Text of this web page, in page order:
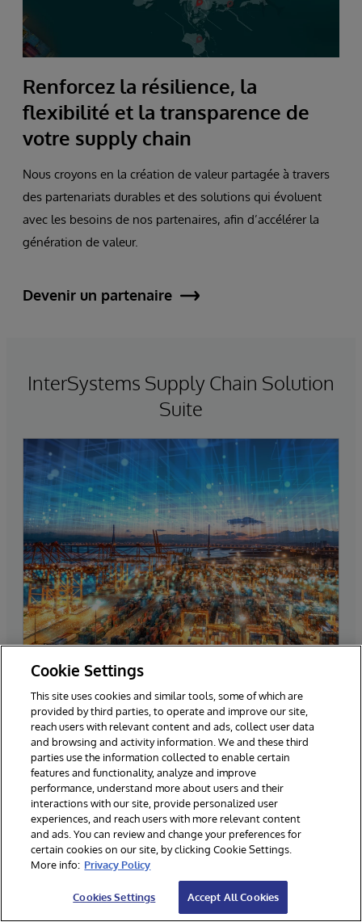
Renforcez la résilience, la
flexibilité et la transparence de
votre supply chain
Nous croyons en la création de valeur partagée à travers
des partenariats durables et des solutions qui évoluent
avec les besoins de nos partenaires, afin d’accélérer la
génération de valeur.
Devenir un partenaire
InterSystems Supply Chain Solution
Suite
InterSystems Supply
Chain Orchestrator
Une plateforme de données décisionnelles pour
intégrer des données disparates et détecter les
perturbations en temps réel afin de prendre en
charge diverses applications et analyses et de
fournir des informations prescriptives basées sur
l'IA.
Cookie Settings
This site uses cookies and similar tools, some of which are
provided by third parties, to operate and improve our site,
reach users with relevant content and ads, collect user data
and browsing and activity information. We and these third
parties use the information collected to enable certain
features and functionality, analyze and improve
performance, understand more about users and their
interactions with our site, provide personalized user
experiences, and reach users with more relevant content
and ads. You can review and change your preferences for
certain cookies on our site, by clicking Cookie Settings.
More info: Privacy Policy
Cookies Settings Accept All Cookies